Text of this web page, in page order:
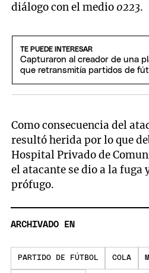
diálogo con el medio 0223.
TE PUEDE INTERESAR
Capturaron al creador de una
que retransmitía partidos de
Como consecuencia del
resultó herida por lo que
Hospital Privado de
el atacante se dio a la fuga
prófugo.
ARCHIVADO EN
PARTIDO DE FÚTBOL COLA